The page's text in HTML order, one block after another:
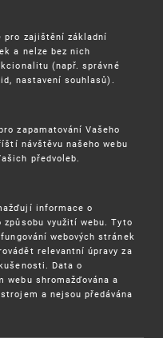
pro zajištění základní
a nelze bez nich
(např. správné
nastavení souhlasů).
zapamatování Vašeho
návštěvu našeho webu
předvoleb.
informace o
využití webu. Tyto
webových stránek
relevantní úpravy za
Data o
webu shromažďována a
a nejsou předávána